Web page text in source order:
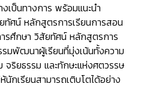
เป็นทางการ พร้อมแนะนำ
ทัศน์ หลักสูตรการเรียนการสอน
รศึกษา วิสัยทัศน์ หลักสูตรการ
มพัฒนาผู้เรียนที่มุ่งเน้นทั้งความ
จริยธรรม และทักษะแห่งศตวรรษ
กเรียนสามารถเติบโตได้อย่าง